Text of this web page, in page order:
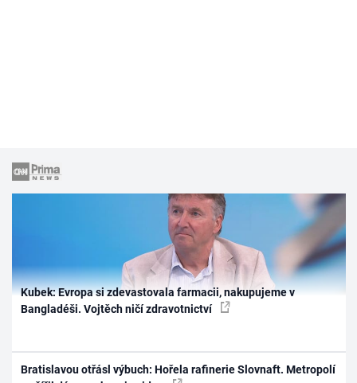
Kubek: Evropa si zdevastovala farmacii, nakupujeme v
Bangladéši. Vojtěch ničí zdravotnictví
Bratislavou otřásl výbuch: Hořela rafinerie Slovnaft. Metropolí